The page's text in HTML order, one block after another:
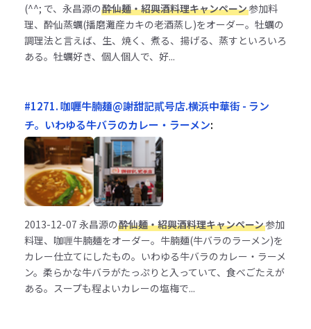
(^^; で、永昌源の酔仙麺・紹興酒料理キャンペーン参加料
理、酔仙蒸蠣(播磨灘産カキの老酒蒸し)をオーダー。牡蠣の
調理法と言えば、生、焼く、煮る、揚げる、蒸すといろいろ
ある。牡蠣好き、個人個人で、好...
#1271. 咖喱牛腩麺@謝甜記貳号店.横浜中華街 - ラン
チ。いわゆる牛バラのカレー・ラーメン:
2013-12-07 永昌源の酔仙麺・紹興酒料理キャンペーン参加
料理、咖喱牛腩麺をオーダー。牛腩麺(牛バラのラーメン)を
カレー仕立てにしたもの。いわゆる牛バラのカレー・ラーメ
ン。柔らかな牛バラがたっぷりと入っていて、食べごたえが
ある。スープも程よいカレーの塩梅で...